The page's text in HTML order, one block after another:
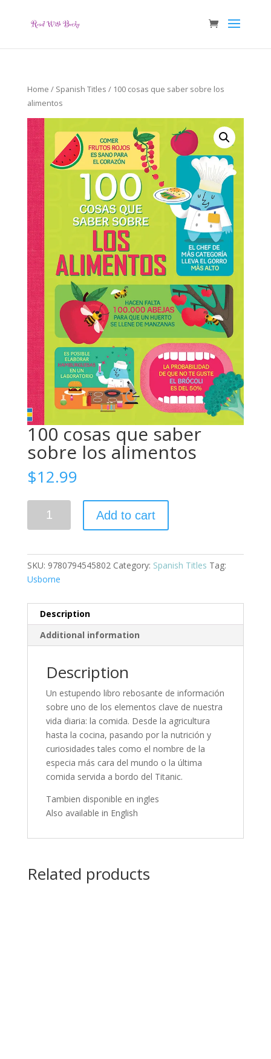
Home / Spanish Titles / 100 cosas que saber sobre los
alimentos
100 cosas que saber
sobre los alimentos
$12.99
cosas
sobre
los
quantity
Add to cart
SKU: 9780794545802 Category: Spanish Titles Tag:
Usborne
Description
Additional information
Description
Un estupendo libro rebosante de información
sobre uno de los elementos clave de nuestra
vida diaria: la comida. Desde la agricultura
hasta la cocina, pasando por la nutrición y
curiosidades tales como el nombre de la
especia más cara del mundo o la última
comida servida a bordo del Titanic.
Tambien disponible en ingles
Also available in English
Related products